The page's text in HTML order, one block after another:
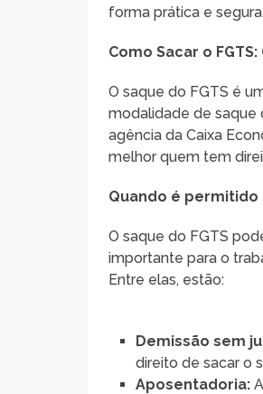
forma prática e
Como Sacar o
O saque do FGTS é
modalidade de saque
agência da Caixa
melhor quem tem
Quando é permitido
O saque do FGTS
importante para o
Entre elas, estão:
Demissão sem
direito de sacar o
Aposentadoria: